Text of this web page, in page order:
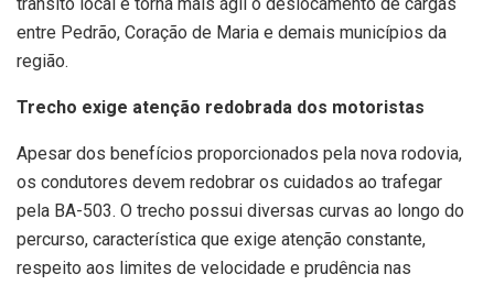
entre Pedrão, Coração de Maria e demais municípios da
região.
Trecho exige atenção redobrada dos motoristas
Apesar dos benefícios proporcionados pela nova rodovia,
os condutores devem redobrar os cuidados ao trafegar
pela BA-503. O trecho possui diversas curvas ao longo do
percurso, característica que exige atenção constante,
respeito aos limites de velocidade e prudência nas